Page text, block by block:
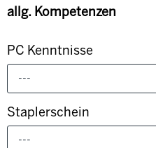
allg. Kompetenzen
PC Kenntnisse
---
Staplerschein
---